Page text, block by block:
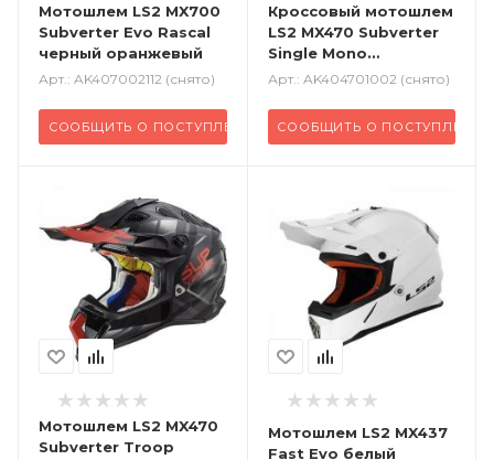
Мотошлем LS2 MX700
Subverter Evo Rascal
черный оранжевый
Арт.: AK407002112 (снято)
СООБЩИТЬ О ПОСТУПЛЕНИИ
Кроссовый мотошлем
LS2 MX470 Subverter
Single Mono
глянцевый белый
Арт.: AK404701002 (снято)
СООБЩИТЬ О ПОСТУПЛЕНИИ
Мотошлем LS2 MX470
Subverter Troop
Мотошлем LS2 MX437
Fast Evo белый